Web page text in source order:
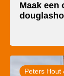
Maak een
Peters Hout